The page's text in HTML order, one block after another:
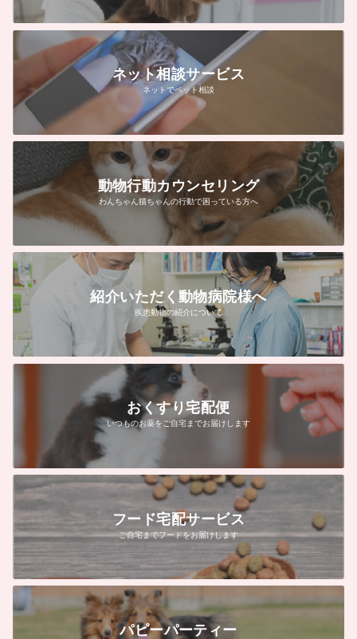
ネット相談サービス
ネットでペット相談
動物行動カウンセリング
わんちゃん猫ちゃんの行動で困っている方へ
紹介いただく動物病院様へ
疾患動物の紹介について
おくすり宅配便
いつものお薬をご自宅までお届けします
フード宅配サービス
ご自宅までフードをお届けします
パピーパーティー